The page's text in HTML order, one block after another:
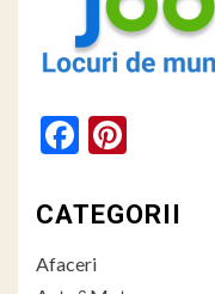
Facebook
CATEGORII
Afaceri